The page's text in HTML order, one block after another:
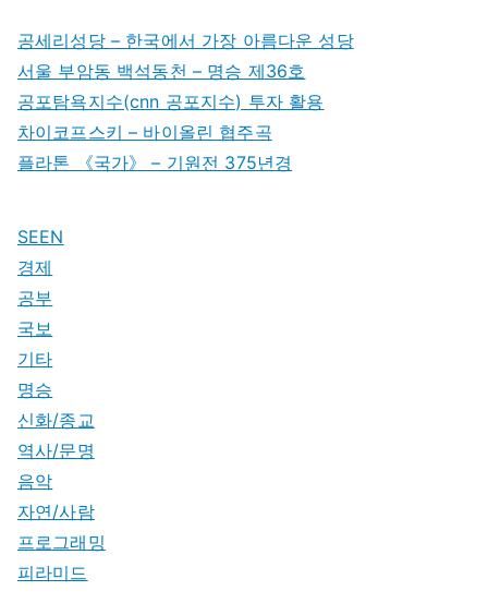
공세리성당 – 한국에서 가장 아름다운 성당
서울 부암동 백석동천 – 명승 제36호
공포탐욕지수(cnn 공포지수) 투자 활용
차이코프스키 – 바이올린 협주곡
플라톤 《국가》 – 기원전 375년경
SEEN
경제
공부
국보
기타
명승
신화/종교
역사/문명
음악
자연/사람
프로그래밍
피라미드